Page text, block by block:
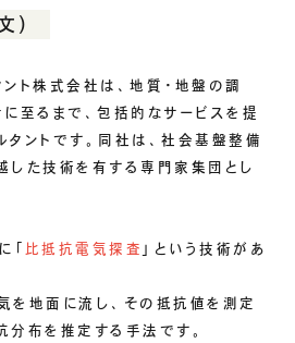
）
ト株式会社は、地質・地盤の調
至るまで、包括的なサービスを提
ントです。同社は、社会基盤整備
した技術を有する専門家集団とし
比抵抗電気探査 」という技術があ
を地面に流し、その抵抗値を測定
分布を推定する手法です。